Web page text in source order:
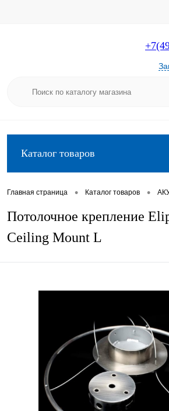
Каталог товаров
Главная страница • Каталог товаров •
Потолочное крепление
Ceiling Mount L